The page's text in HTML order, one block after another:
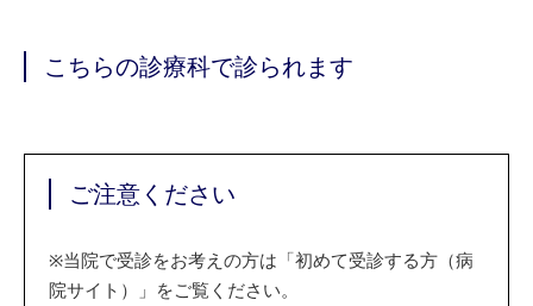
こちらの診療科で診られます
ご注意ください
※当院で受診をお考えの方は「初めて受診する方（病
院サイト）」をご覧ください。